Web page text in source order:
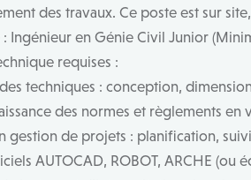
des travaux. Ce poste est sur
Ingénieur en Génie Civil Junior
requises :
techniques : conception,
des normes et règlements
gestion de projets : planification,
AUTOCAD, ROBOT, ARCHE (ou